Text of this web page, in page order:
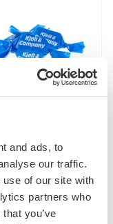
and ads, to
our traffic.
of our site with
partners who
you’ve